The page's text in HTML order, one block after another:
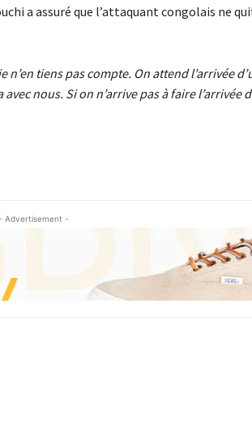
a assuré que l’attaquant congolais ne
tiens pas compte. On attend l’arrivée
nous. Si on n’arrive pas à faire l’arrivée
Advertisement -